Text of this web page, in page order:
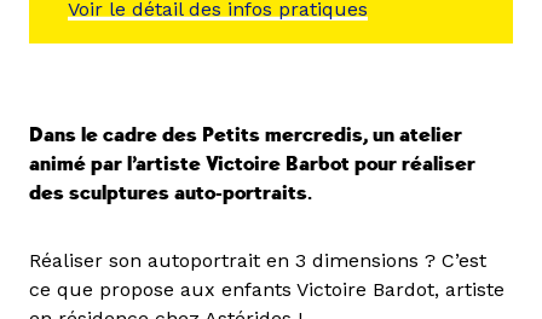
Voir le détail des infos pratiques
Dans le cadre des Petits mercredis, un atelier
animé par l’artiste Victoire Barbot pour réaliser
des sculptures auto-portraits.
Réaliser son autoportrait en 3 dimensions ? C’est
ce que propose aux enfants Victoire Bardot, artiste